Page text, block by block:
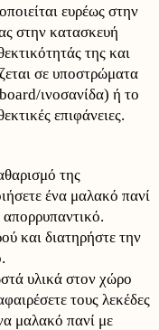
ευρέως στην
στην κατασκευή
της και
σε υποστρώματα
ινοσανίδα) ή το
επιφάνειες.
της
ένα μαλακό πανί
και διατηρήστε την
υλικά στον χώρο
τους λεκέδες
μαλακό πανί με